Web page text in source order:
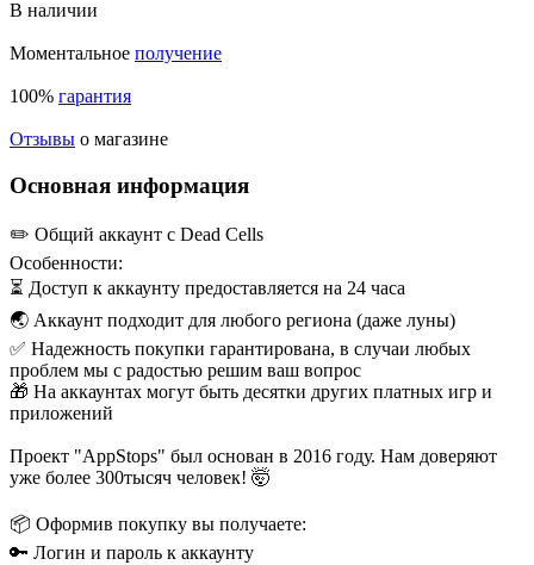
В наличии
Моментальное получение
100% гарантия
Отзывы о магазине
Основная информация
✏️ Общий аккаунт с Dead Cell‪s
Особенности:
⏳ Доступ к аккаунту предоставляется на 24 часа
🌏 Аккаунт подходит для любого региона (даже луны)
✅ Надежность покупки гарантирована, в случаи любых
проблем мы с радостью решим ваш вопрос
🎁 На аккаунтах могут быть десятки других платных игр и
приложений
Проект "AppStops" был основан в 2016 году. Нам доверяют
уже более 300тысяч человек! 🤯
📦 Оформив покупку вы получаете:
🔑 Логин и пароль к аккаунту